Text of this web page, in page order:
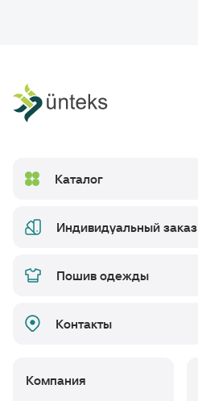
Каталог
Индивидуальный заказ
Пошив одежды
Контакты
Компания